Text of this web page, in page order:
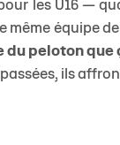
les U16 —
même équipe
du peloton
ils